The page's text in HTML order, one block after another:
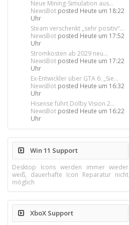
Neue Mining-Simulation aus...
NewsBot posted Heute um 18:22
Uhr
Steam verschenkt „sehr positiv“...
NewsBot posted Heute um 17:52
Uhr
Stromkosten ab 2029 neu...
NewsBot posted Heute um 17:22
Uhr
Ex-Entwickler über GTA 6: „Sie...
NewsBot posted Heute um 16:32
Uhr
Hisense führt Dolby Vision 2...
NewsBot posted Heute um 16:22
Uhr
Win 11 Support
Desktop Icons werden immer wieder
weiß, dauerhafte Icon Reparatur nicht
möglich
XboX Support